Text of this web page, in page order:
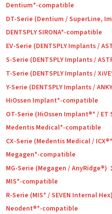
Dentium*-compatible
DT-Serie (Dentium / SuperLine,
DENTSPLY SIRONA*-compatible
EV-Serie (DENTSPLY Implants /
S-Serie (DENTSPLY Implants /
T-Serie (DENTSPLY Implants /
Y-Serie (DENTSPLY Implants /
HiOssen Implant*-compatible
OT-Serie (HiOssen Implant®* / ET
Medentis Medical*-compatible
CX-Serie (Medentis Medical /
Megagen*-compatible
MG-Serie (Megagen / AnyRidge®)
MIS*-compatible
R-Serie (MIS* / SEVEN Internal Hex)
Neodent®*-compatible